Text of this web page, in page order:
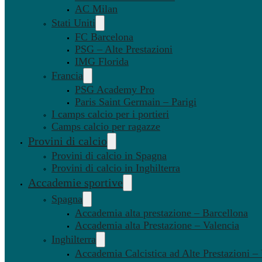
AC Milan
Stati Uniti
FC Barcelona
PSG – Alte Prestazioni
IMG Florida
Francia
PSG Academy Pro
Paris Saint Germain – Parigi
I camps calcio per i portieri
Camps calcio per ragazze
Provini di calcio
Provini di calcio in Spagna
Provini di calcio in Inghilterra
Accademie sportive
Spagna
Accademia alta prestazione – Barcellona
Accademia alta Prestazione – Valencia
Inghilterra
Accademia Calcistica ad Alte Prestazioni